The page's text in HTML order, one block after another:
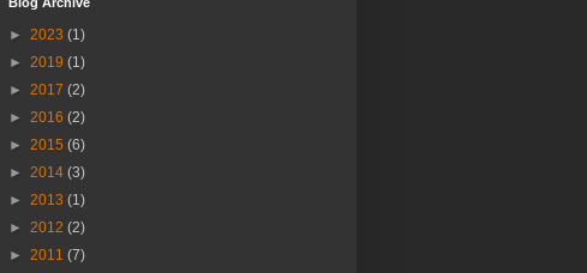
► 2023 (1)
► 2019 (1)
► 2017 (2)
► 2016 (2)
► 2015 (6)
► 2014 (3)
► 2013 (1)
► 2012 (2)
► 2011 (7)